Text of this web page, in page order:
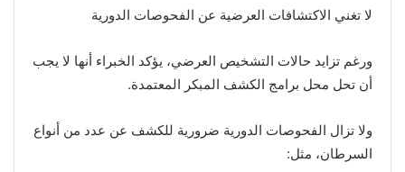
لا تغني الاكتشافات العرضية عن الفحوصات الدورية
ورغم تزايد حالات التشخيص العرضي، يؤكد الخبراء أنها لا يجب
أن تحل محل برامج الكشف المبكر المعتمدة.
ولا تزال الفحوصات الدورية ضرورية للكشف عن عدد من أنواع
السرطان، مثل: